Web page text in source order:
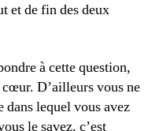
et de fin des deux
à cette question,
D’ailleurs vous ne
dans lequel vous avez
le savez, c’est